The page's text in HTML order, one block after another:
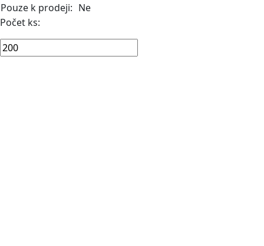
Pouze k prodeji: Ne
Počet ks: